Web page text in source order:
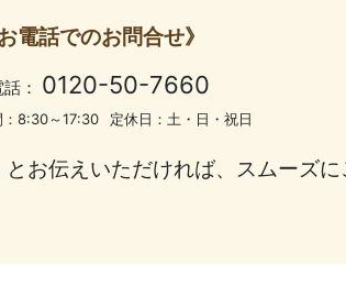
お電話でのお問合せ》
話： 0120-50-7660
8:30～17:30 定休日： 土・日・祝日
お伝えいただければ、スムーズに